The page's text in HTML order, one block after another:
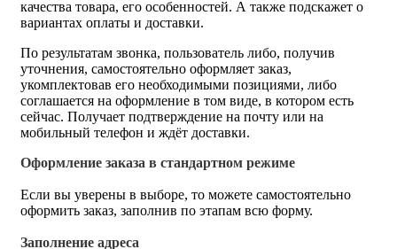
качества товара, его особенностей. А также подскажет о
вариантах оплаты и доставки.
По результатам звонка, пользователь либо, получив
уточнения, самостоятельно оформляет заказ,
укомплектовав его необходимыми позициями, либо
соглашается на оформление в том виде, в котором есть
сейчас. Получает подтверждение на почту или на
мобильный телефон и ждёт доставки.
Оформление заказа в стандартном режиме
Если вы уверены в выборе, то можете самостоятельно
оформить заказ, заполнив по этапам всю форму.
Заполнение адреса